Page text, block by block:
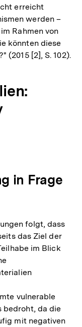
erreicht
werden –
Rahmen von
könnten diese
(2015 [2], S. 102).
in Frage
folgt, dass
das Ziel der
im Blick
vulnerable
bedroht, da die
mit negativen